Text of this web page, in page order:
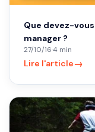
Que devez-
manager ?
27/10/16·4 min
Lire l'article→